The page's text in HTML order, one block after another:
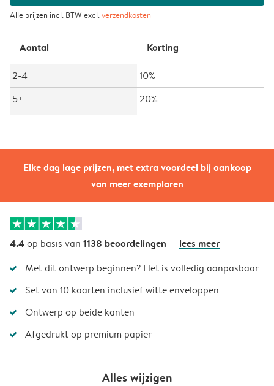
Elke dag lage prijzen, met extra voordeel bij aankoop
van meer exemplaren
Alle prijzen incl. BTW excl.verzendkosten
Aantal Korting
2-4
10%
5+
20%
4.4op basis van 1138 beoordelingen lees meer
Met dit ontwerp beginnen? Het is volledig aanpasbaar
Set van 10 kaarten inclusief witte enveloppen
Ontwerp op beide kanten
Afgedrukt op premium papier
Alles wijzigen